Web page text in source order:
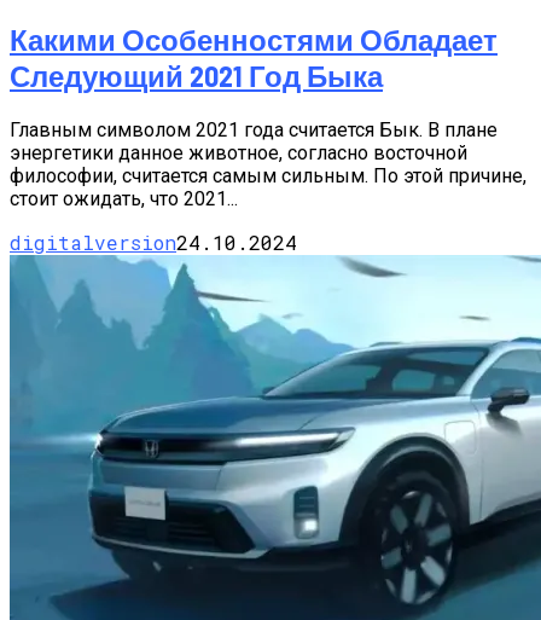
Какими Особенностями Обладает
Следующий 2021 Год Быка
Главным символом 2021 года считается Бык. В плане
энергетики данное животное, согласно восточной
философии, считается самым сильным. По этой причине,
стоит ожидать, что 2021...
digitalversion24.10.2024